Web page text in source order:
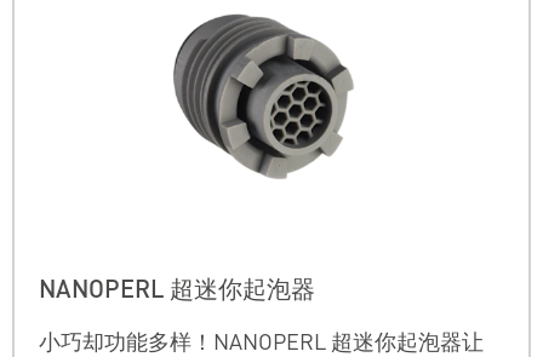
NANOPERL 超迷你起泡器
小巧却功能多样！NANOPERL 超迷你起泡器让